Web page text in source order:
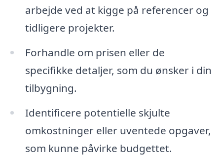
arbejde ved at kigge på referencer og
tidligere projekter.
Forhandle om prisen eller de
specifikke detaljer, som du ønsker i din
tilbygning.
Identificere potentielle skjulte
omkostninger eller uventede opgaver,
som kunne påvirke budgettet.